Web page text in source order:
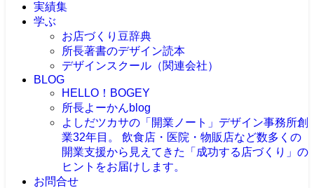
実績集
学ぶ
お店づくり豆辞典
所長著書のデザイン読本
デザインスクール（関連会社）
BLOG
HELLO！BOGEY
所長よーかんblog
よしだツカサの「開業ノート」 デザイン事務所創
業32年目。 飲食店・医院・物販店など数多くの
開業支援から見えてきた「成功する店づくり」の
ヒントをお届けします。
お問合せ